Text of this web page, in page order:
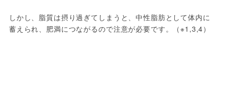
しかし、脂質は摂り過ぎてしまうと、中性脂肪として体内に
蓄えられ、肥満につながるので注意が必要です。（※1,3,4）